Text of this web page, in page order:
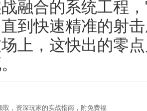
融合的系统工程
到快速精准的射
上，这快出的零
，资深玩家的实战指南，附免费福